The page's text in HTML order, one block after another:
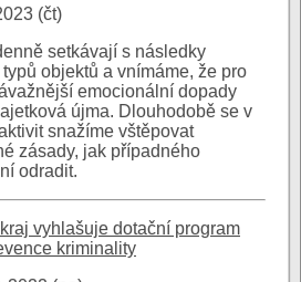
(čt)
setkávají s následky
objektů a vnímáme, že pro
emocionální dopady
újma. Dlouhodobě se v
snažíme vštěpovat
zásady, jak případného
odradit.
vyhlašuje dotační program
kriminality